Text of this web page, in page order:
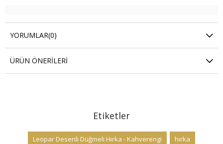
YORUMLAR(0)
ÜRÜN ÖNERILERI
Etiketler
Leopar Desenli Düğmeli Hırka - Kahverengi
hırka